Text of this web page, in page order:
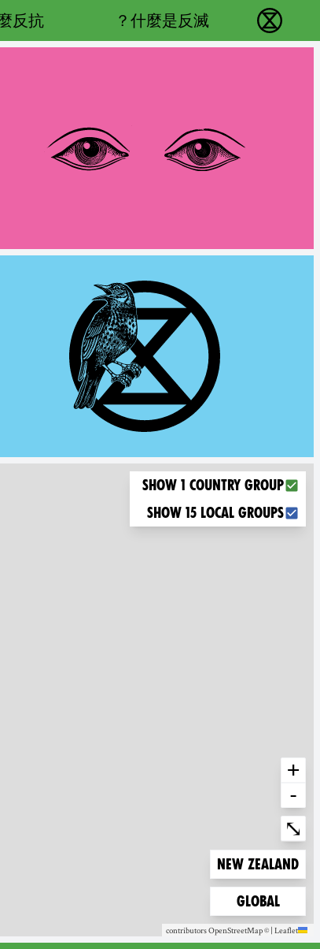
反抗滅絕 - Home
什麼是反滅？
反抗？
Choose what you want to display on the map
Show 1 country group
Show 15 local groups
+
-
Enter ⤡
Zoom to
New Zealand
Zoom to
Global
Leaflet
|
©
OpenStreetMap
contributors